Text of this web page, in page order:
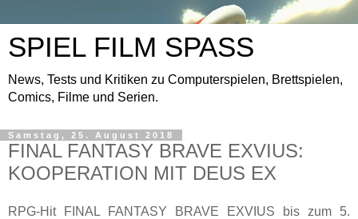
SPIEL FILM SPASS
News, Tests und Kritiken zu Computerspielen, Brettspielen,
Comics, Filme und Serien.
Samstag, 25. August 2018
FINAL FANTASY BRAVE EXVIUS:
KOOPERATION MIT DEUS EX
RPG-Hit FINAL FANTASY BRAVE EXVIUS bis zum 5.